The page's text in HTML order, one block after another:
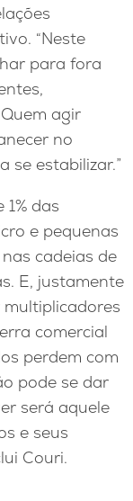
“Neste
para fora
agir
no
se estabilizar.”
das
e pequenas
cadeias de
E, justamente
multiplicadores
comercial
perdem com
pode se dar
será aquele
e seus
Couri.